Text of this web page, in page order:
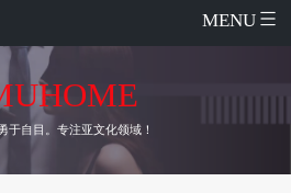
MENU
于自目。专注亚文化领域！